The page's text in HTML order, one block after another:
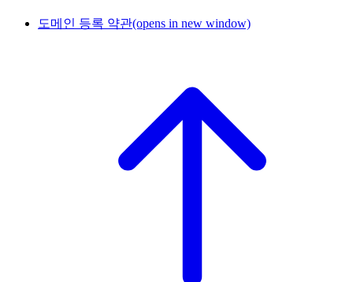
도메인 등록 약관(opens in new window)